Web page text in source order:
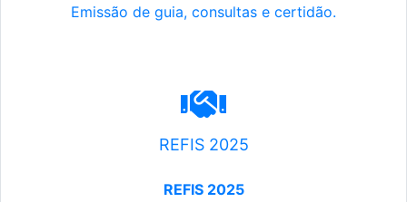
Emissão de guia, consultas e certidão.
REFIS 2025
REFIS 2025